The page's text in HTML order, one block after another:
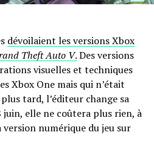
dévoilaient les versions Xbox
Theft Auto V.Des versions
visuelles et techniques
Xbox One mais qui n’était
tard, l’éditeur change sa
elle ne coûtera plus rien, à
numérique du jeu sur